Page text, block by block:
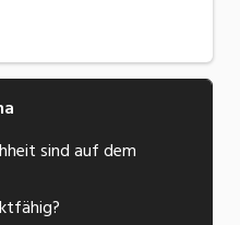
sind auf dem